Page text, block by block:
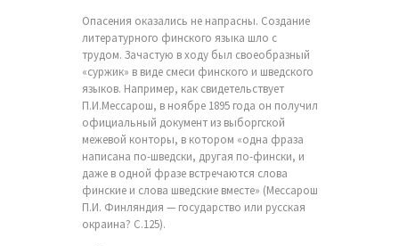
Опасения оказались не напрасны. Создание
литературного финского языка шло с
трудом. Зачастую в ходу был своеобразный
«суржик» в виде смеси финского и шведского
языков. Например, как свидетельствует
П.И.Мессарош, в ноябре 1895 года он получил
официальный документ из выборгской
межевой конторы, в котором «одна фраза
написана по-шведски, другая по-фински, и
даже в одной фразе встречаются слова
финские и слова шведские вместе» (Мессарош
П.И. Финляндия — государство или русская
окраина? С.125).